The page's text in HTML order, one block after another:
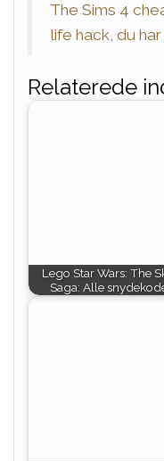
The Sims 4
life hack, du
Relaterede
Lego Star Wars: The
Saga: Alle